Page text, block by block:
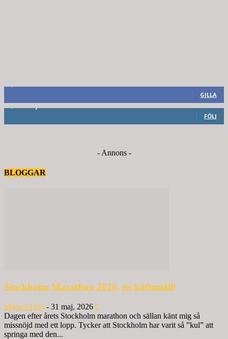
GILLA
FÖLJ
- Annons -
BLOGGAR
Stockholm Marathon 2026, en käftsmäll!
Mikael Tisjö - 31 maj, 2026 0
Dagen efter årets Stockholm marathon och sällan känt mig så
missnöjd med ett lopp. Tycker att Stockholm har varit så ”kul” att
springa med den...